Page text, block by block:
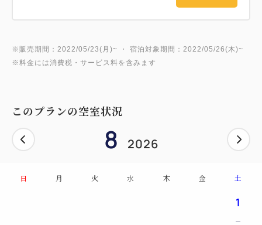
※販売期間：2022/05/23(月)~ ・ 宿泊対象期間：2022/05/26(木)~
※料金には消費税・サービス料を含みます
このプランの空室状況
8 2026
日 月 火 水 木 金 土
1